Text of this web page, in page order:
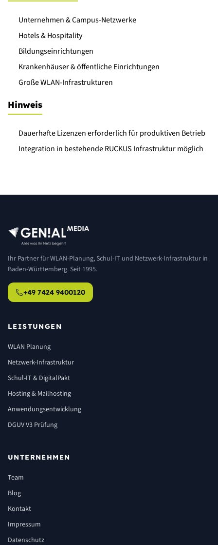
Unternehmen & Campus-Netzwerke
Hotels & Hospitality
Bildungseinrichtungen
Krankenhäuser & öffentliche Einrichtungen
Große WLAN-Infrastrukturen
Hinweis
Dauerhafte Lizenzen erforderlich für produktiven Betrieb
Integration in bestehende RUCKUS Infrastruktur möglich
Ihr Partner für WLAN-Planung, Schul-IT und Netzwerk-Infrastruktur in
Baden-Württemberg. Seit 1995.
+49 7424 9400120
LEISTUNGEN
WLAN Planung
Netzwerk-Infrastruktur
Schul-IT & DigitalPakt
Hosting & Mailhosting
Anwendungsentwicklung
DGUV V3 Prüfung
UNTERNEHMEN
Team
Blog
Kontakt
Impressum
Datenschutz